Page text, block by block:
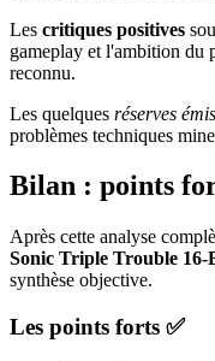
Les critiques positives
gameplay et l'ambition du
reconnu.
Les quelques réserves
problèmes techniques
Bilan : points
Après cette analyse
Sonic Triple Trouble
synthèse objective.
Les points forts ✅